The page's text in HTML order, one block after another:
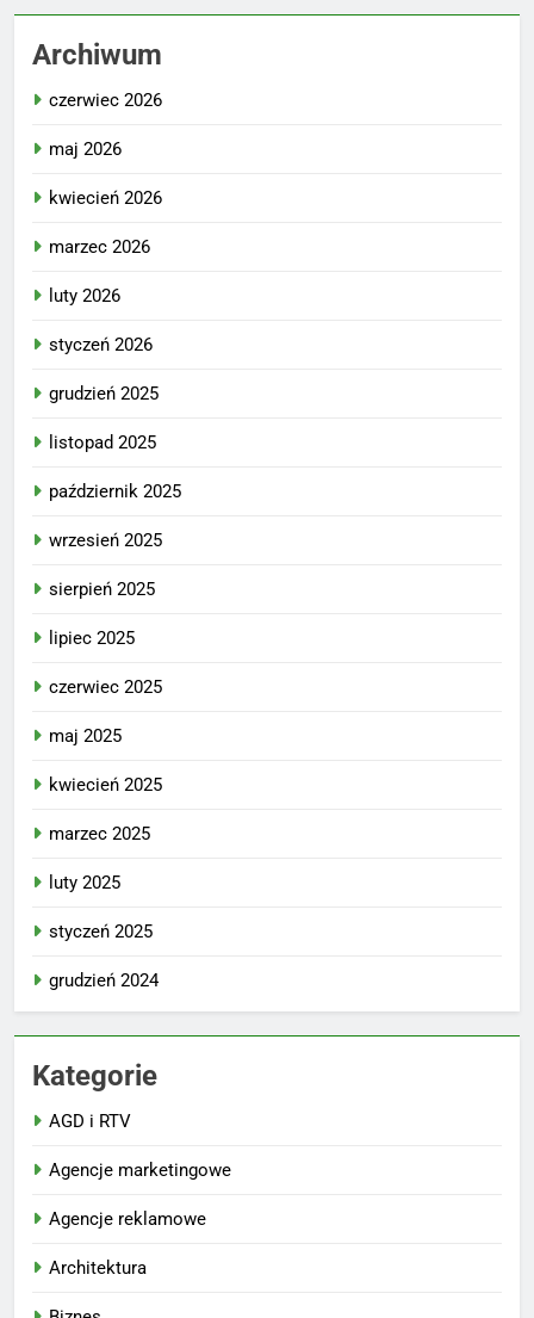
Archiwum
czerwiec 2026
maj 2026
kwiecień 2026
marzec 2026
luty 2026
styczeń 2026
grudzień 2025
listopad 2025
październik 2025
wrzesień 2025
sierpień 2025
lipiec 2025
czerwiec 2025
maj 2025
kwiecień 2025
marzec 2025
luty 2025
styczeń 2025
grudzień 2024
Kategorie
AGD i RTV
Agencje marketingowe
Agencje reklamowe
Architektura